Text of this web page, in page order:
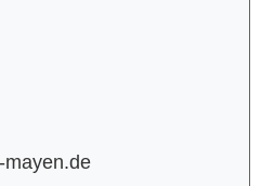
mayen.de